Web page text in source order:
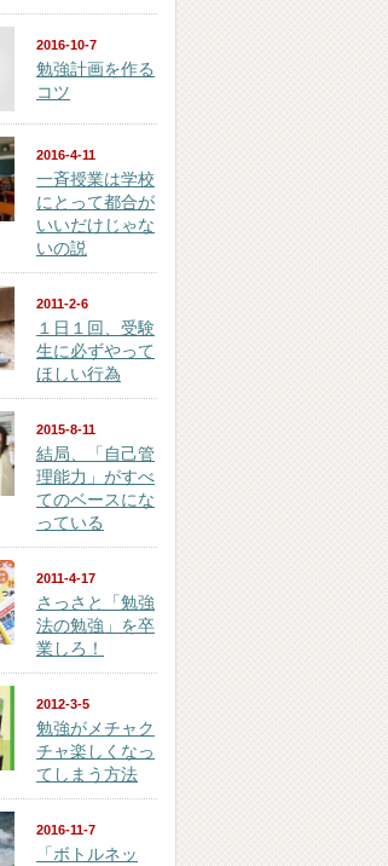
2016-10-7
勉強計画を作る
コツ
2016-4-11
一斉授業は学校
にとって都合が
いいだけじゃな
いの説
2011-2-6
１日１回、受験
生に必ずやって
ほしい行為
2015-8-11
結局、「自己管
理能力」がすべ
てのベースにな
っている
2011-4-17
さっさと「勉強
法の勉強」を卒
業しろ！
2012-3-5
勉強がメチャク
チャ楽しくなっ
てしまう方法
2016-11-7
「ボトルネッ